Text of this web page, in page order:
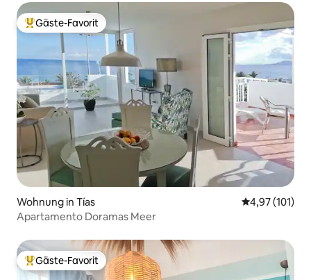
Beliebter Gäste-Favorit.
Gäste-Favorit
Wohnung in Tías
4,97 (101)
Apartamento Doramas Meer
Beliebter Gäste-Favorit.
Gäste-Favorit